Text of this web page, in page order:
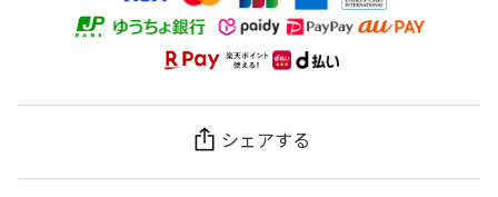
シェアする